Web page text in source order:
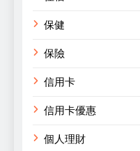
保健
保險
信用卡
信用卡優惠
個人理財